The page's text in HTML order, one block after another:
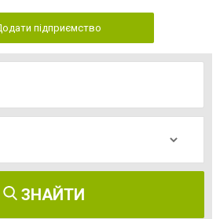
підприємство
ЗНАЙТИ